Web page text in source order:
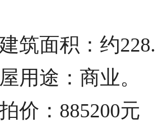
筑面积：约
用途：商业。
价：885200元